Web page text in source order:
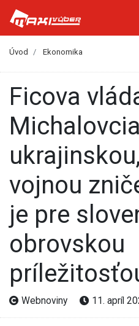
Úvod Ekonomika
Ficova vláda rokuje v
vojnou
je pre
obrovskou
Webnoviny 11. apríl